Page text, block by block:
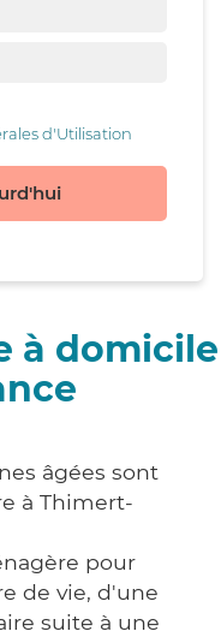
d'Utilisation
à domicile
âgées sont
à Thimert-
pour
de vie, d'une
suite à une